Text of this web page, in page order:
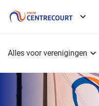
Alles voor verenigingen